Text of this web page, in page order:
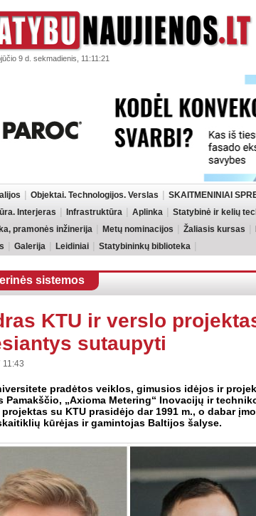
9 d. sekmadienis, 11:11:21
Objektai. Technologijos. Verslas SKAITMENINIAI
Interjeras
Infrastruktūra Aplinka Statybinė ir kelių
pramonės inžinerija
Metų nominacijos Žaliasis kursas
Galerija Leidiniai Statybininkų biblioteka
sistemos
KTU ir verslo
sutaupyti
11:43
pradėtos veiklos, gimusios idėjos ir
Pamakščio, „Axioma Metering“ Inovacijų ir
su KTU prasidėjo dar 1991 m., o dabar
kūrėjas ir gamintojas Baltijos šalyse.